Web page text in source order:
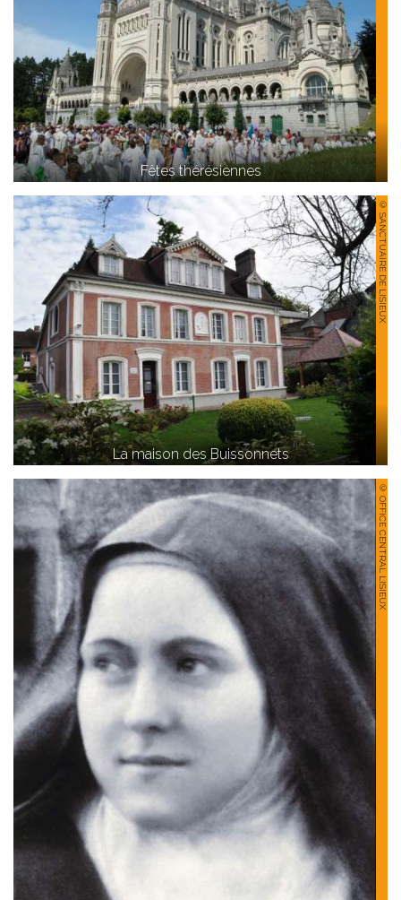
Fêtes thérésiennes
© SANCTUAIRE DE LISIEUX
La maison des Buissonnets
© OFFICE CENTRAL LISIEUX